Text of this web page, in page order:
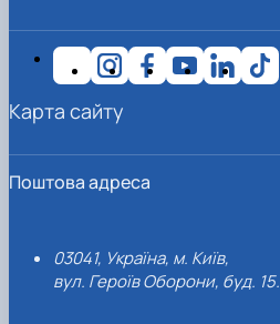
Поштова адреса
03041, Україна, м. Київ,
вул. Героїв Оборони, буд. 15.
Карта сайту